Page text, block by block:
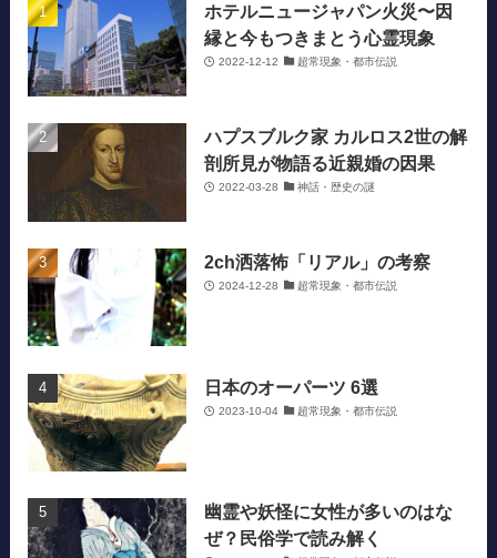
ホテルニュージャパン火災〜因
縁と今もつきまとう心霊現象
2022-12-12 超常現象・都市伝説
ハプスブルク家 カルロス2世の解
剖所見が物語る近親婚の因果
2022-03-28 神話・歴史の謎
2ch洒落怖「リアル」の考察
2024-12-28 超常現象・都市伝説
日本のオーパーツ 6選
2023-10-04 超常現象・都市伝説
幽霊や妖怪に女性が多いのはな
ぜ？民俗学で読み解く